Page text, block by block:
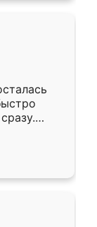
из
к
даже